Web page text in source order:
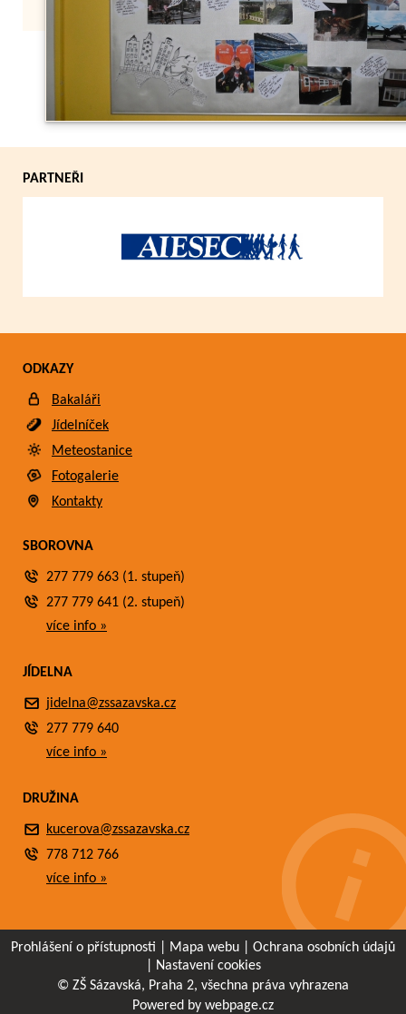
Zpět
PARTNEŘI
ODKAZY
Bakaláři
Jídelníček
Meteostanice
Fotogalerie
Kontakty
SBOROVNA
277 779 663 (1. stupeň)
277 779 641 (2. stupeň)
více info »
JÍDELNA
jidelna@zssazavska.cz
277 779 640
více info »
DRUŽINA
kucerova@zssazavska.cz
778 712 766
více info »
Prohlášení o přístupnosti Mapa webu
Ochrana osobních údajů
Nastavení cookies
© ZŠ Sázavská, Praha 2, všechna práva vyhrazena
Powered by webpage.cz